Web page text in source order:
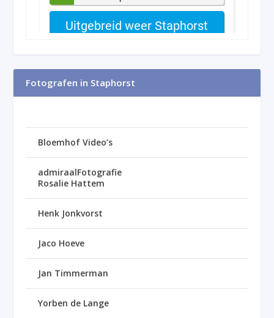
Fotografen in Staphorst
Bloemhof Video’s
admiraalFotografie
Rosalie Hattem
Henk Jonkvorst
Jaco Hoeve
Jan Timmerman
Yorben de Lange